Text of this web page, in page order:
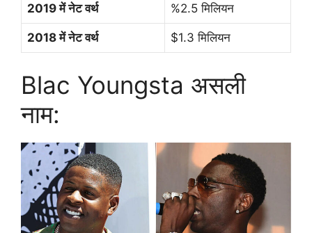
2019 में नेट वर्थ %2.5 मिलियन
2018 में नेट वर्थ $1.3 मिलियन
Blac Youngsta असली
नाम: